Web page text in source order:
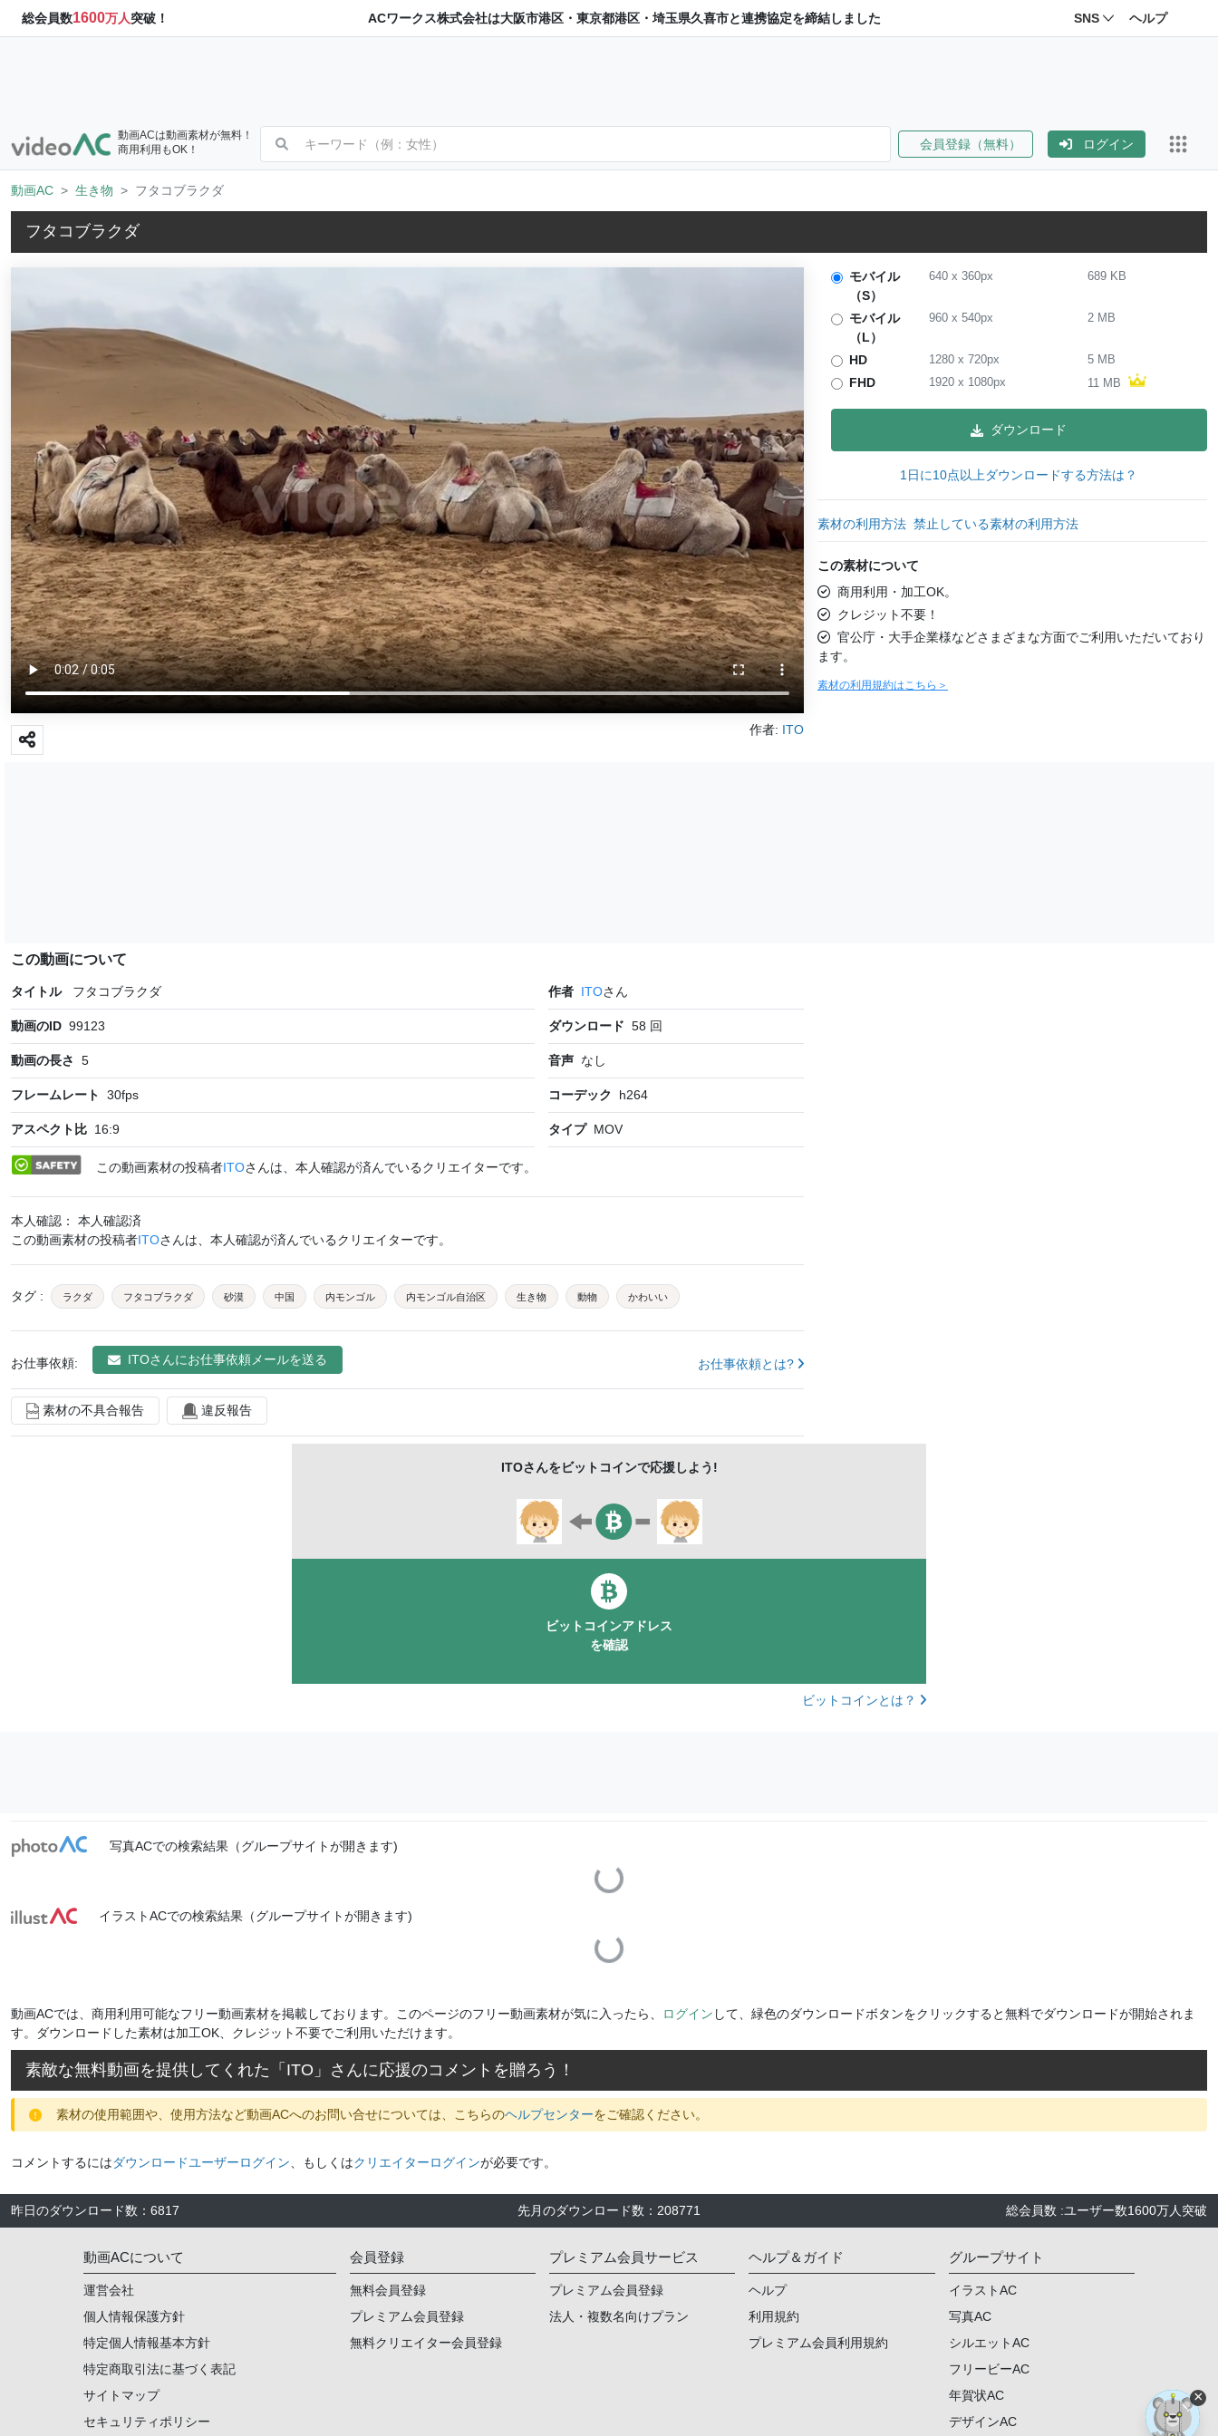
総会員数1600万人突破！ ACワークス株式会社は大阪市港区・東京都港区・埼玉県久喜市と連携協定を締結しました SNS ヘルプ
動画ACは動画素材が無料！
商用利用もOK！
会員登録（無料） ログイン
動画AC 生き物 フタコブラクダ
フタコブラクダ
作者: ITO
モバイル
（S）
640x 360px 689 KB
モバイル
（L）
960x 540px 2 MB
HD 1280x 720px 5 MB
FHD 1920x 1080px 11 MB
ダウンロード
1日に10点以上ダウンロードする方法は？
素材の利用方法 禁止している素材の利用方法
この素材について
商用利用・加工OK。
クレジット不要！
官公庁・大手企業様などさまざまな方面でご利用いただいており
ます。
素材の利用規約はこちら＞
この動画について
タイトル フタコブラクダ
動画のID 99123
動画の長さ 5
フレームレート 30fps
アスペクト比 16:9
作者 ITOさん
ダウンロード 58 回
音声 なし
コーデック h264
タイプ MOV
この動画素材の投稿者ITOさんは、本人確認が済んでいるクリエイターです。
本人確認： 本人確認済
この動画素材の投稿者ITOさんは、本人確認が済んでいるクリエイターです。
タグ : ラクダ フタコブラクダ 砂漠 中国 内モンゴル 内モンゴル自治区 生き物 動物 かわいい
お仕事依頼: ITOさんにお仕事依頼メールを送る お仕事依頼とは?
素材の不具合報告 違反報告
ITOさんをビットコインで応援しよう!
ビットコインアドレス
を確認
ビットコインとは？
写真ACでの検索結果（グループサイトが開きます) Loading...
イラストACでの検索結果（グループサイトが開きます) Loading...
動画ACでは、商用利用可能なフリー動画素材を掲載しております。このページのフリー動画素材が気に入ったら、 ログイン して、緑色のダウンロードボタンをクリックすると無料でダウンロードが開始されま
す。ダウンロードした素材は加工OK、クレジット不要でご利用いただけます。
素敵な無料動画を提供してくれた「 ITO 」さんに応援のコメントを贈ろう！
素材の使用範囲や、使用方法など動画ACへのお問い合せについては、こちらのヘルプセンターをご確認ください。
コメントするにはダウンロードユーザーログイン 、もしくはクリエイターログインが必要です。
昨日のダウンロード数 ： 6817 先月のダウンロード数 ： 208771 総会員数 :ユーザー数1600万人 突破
動画ACについて
運営会社
個人情報保護方針
特定個人情報基本方針
特定商取引法に基づく表記
サイトマップ
セキュリティポリシー
会員登録
無料会員登録
プレミアム会員登録
無料クリエイター会員登録
プレミアム会員サービス
プレミアム会員登録
法人・複数名向けプラン
ヘルプ＆ガイド
ヘルプ
利用規約
プレミアム会員利用規約
グループサイト
イラストAC
写真AC
シルエットAC
フリービーAC
年賀状AC
デザインAC
×